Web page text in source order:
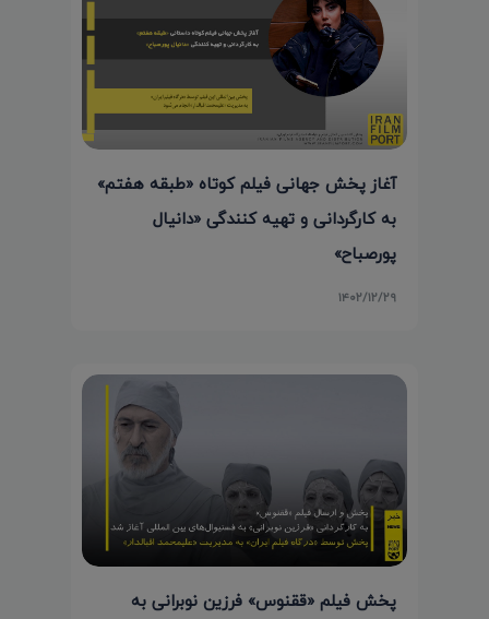
آغاز پخش جهانی فیلم کوتاه «طبقه هفتم»
به کارگردانی و تهیه کنندگی «دانیال
پورصباح»
۱۴۰۲/۱۲/۲۹
پخش فیلم «ققنوس» فرزین نوبرانی به